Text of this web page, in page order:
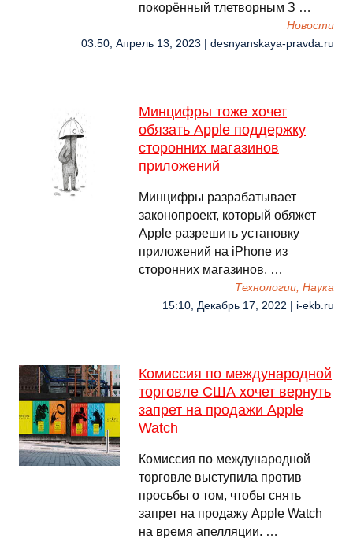
покорённый тлетворным З …
Новости
03:50, Апрель 13, 2023 | desnyanskaya-pravda.ru
Минцифры тоже хочет
обязать Apple поддержку
сторонних магазинов
приложений
Минцифры разрабатывает
законопроект, который обяжет
Apple разрешить установку
приложений на iPhone из
сторонних магазинов. …
Технологии, Наука
15:10, Декабрь 17, 2022 | i-ekb.ru
Комиссия по международной
торговле США хочет вернуть
запрет на продажи Apple
Watch
Комиссия по международной
торговле выступила против
просьбы о том, чтобы снять
запрет на продажу Apple Watch
на время апелляции. …